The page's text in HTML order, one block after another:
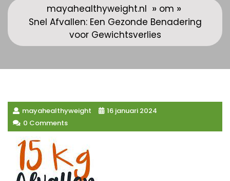
mayahealthyweight.nl » om »
Snel Afvallen: Een Gezonde Benadering
voor Gewichtsverlies
mayahealthyweight
16 januari 2024
0 Comments